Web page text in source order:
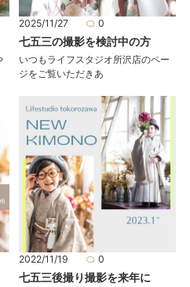
2025/11/27 0
七五三の撮影を検討中の方
いつもライフスタジオ所沢店のペー
ジをご覧いただきあ
2022/11/19 0
七五三後撮り撮影を来年に